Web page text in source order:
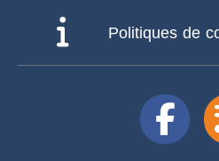
Politiques de